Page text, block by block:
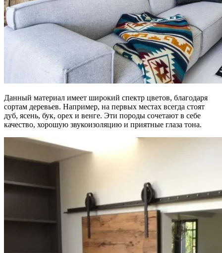
Данный материал имеет широкий спектр цветов, благодаря
сортам деревьев. Например, на первых местах всегда стоят
дуб, ясень, бук, орех и венге. Эти породы сочетают в себе
качество, хорошую звукоизоляцию и приятные глаза тона.